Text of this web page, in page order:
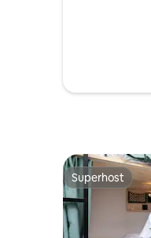
Reserva de
conosco
para obter
como reservar seu
Superhost
Superhost